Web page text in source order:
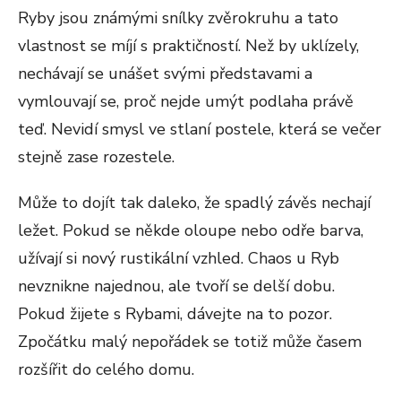
Ryby jsou známými snílky zvěrokruhu a tato
vlastnost se míjí s praktičností. Než by uklízely,
nechávají se unášet svými představami a
vymlouvají se, proč nejde umýt podlaha právě
teď. Nevidí smysl ve stlaní postele, která se večer
stejně zase rozestele.
Může to dojít tak daleko, že spadlý závěs nechají
ležet. Pokud se někde oloupe nebo odře barva,
užívají si nový rustikální vzhled. Chaos u Ryb
nevznikne najednou, ale tvoří se delší dobu.
Pokud žijete s Rybami, dávejte na to pozor.
Zpočátku malý nepořádek se totiž může časem
rozšířit do celého domu.